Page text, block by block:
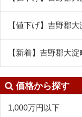
【値下げ】吉野郡
【新着】吉野郡大
価格から探す
1,000万円以下